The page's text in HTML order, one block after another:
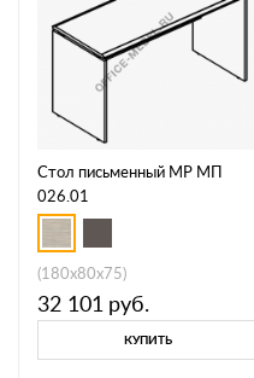
Стол письменный МР МП
026.01
(180x80x75)
32 101 руб.
КУПИТЬ